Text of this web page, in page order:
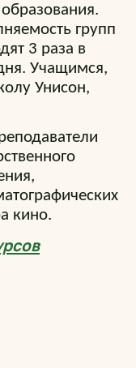
групп
3 раза в
Учащимся,
Унисон,
кино.